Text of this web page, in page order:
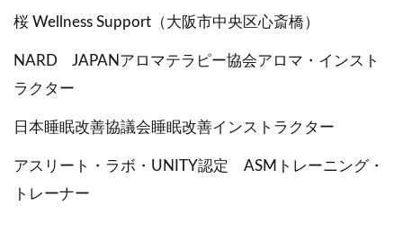
桜 Wellness Support（大阪市中央区心斎橋）
NARD JAPANアロマテラピー協会アロマ・インスト
ラクター
日本睡眠改善協議会睡眠改善インストラクター
アスリート・ラボ・UNITY認定 ASMトレーニング・
トレーナー